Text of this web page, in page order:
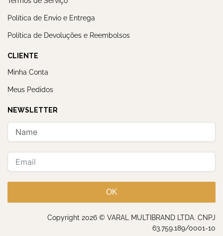
Política de Envio e Entrega
Política de Devoluções e Reembolsos
CLIENTE
Minha Conta
Meus Pedidos
NEWSLETTER
OK
Copyright 2026 © VARAL MULTIBRAND LTDA. CNPJ
63.759.189/0001-10